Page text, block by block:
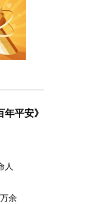
平安》
人
余